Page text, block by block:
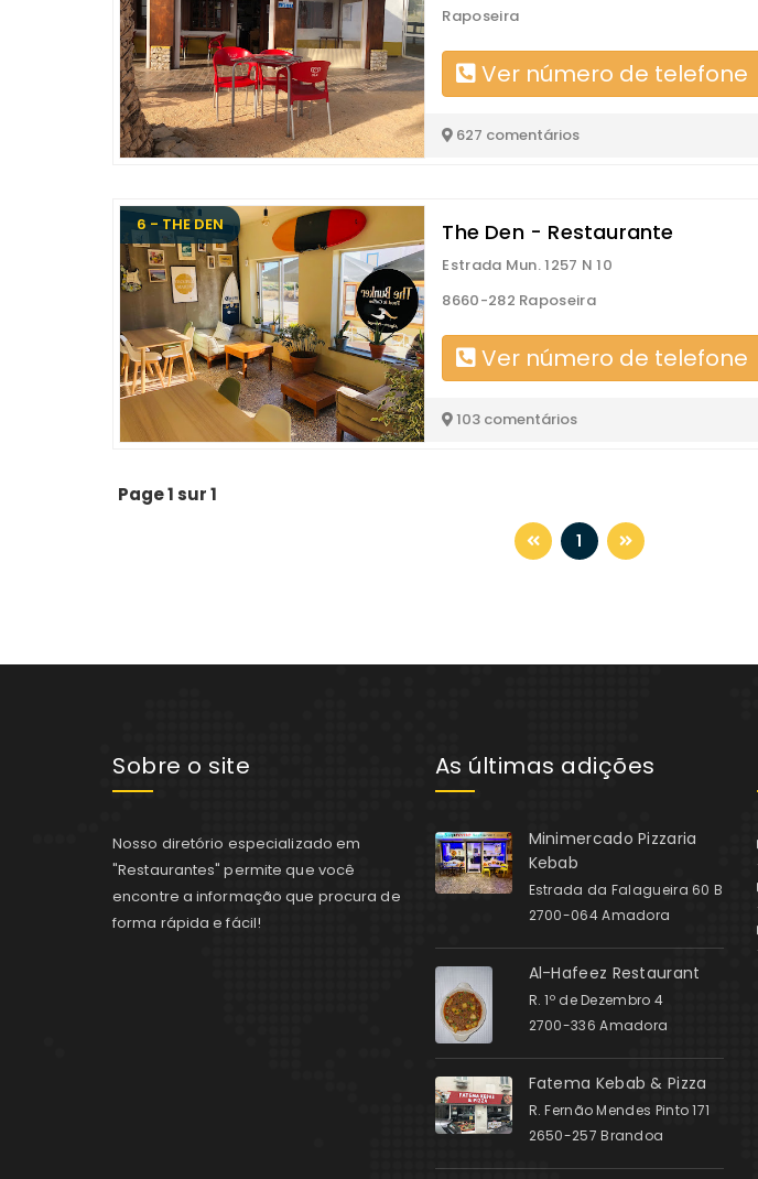
Raposeira
Ver número de telefone
627 comentários
6 - THE DEN The Den - Restaurante
Estrada Mun. 1257 N 10
8660-282 Raposeira
Ver número de telefone
103 comentários
Page 1 sur 1
1
Sobre o site
Nosso diretório especializado em
"Restaurantes" permite que você
encontre a informação que procura de
forma rápida e fácil!
As últimas adições
Minimercado Pizzaria
Kebab
Estrada da Falagueira 60 B
2700-064 Amadora
Al-Hafeez Restaurant
R. 1º de Dezembro 4
2700-336 Amadora
Fatema Kebab & Pizza
R. Fernão Mendes Pinto 171
2650-257 Brandoa